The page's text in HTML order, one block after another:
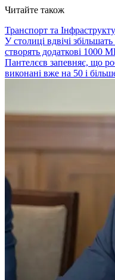
Читайте також
Транспорт та
У столиці вдвічі збільшать
створять додаткові 1000
Пантелєєв запевняє, що
виконані вже на 50 і